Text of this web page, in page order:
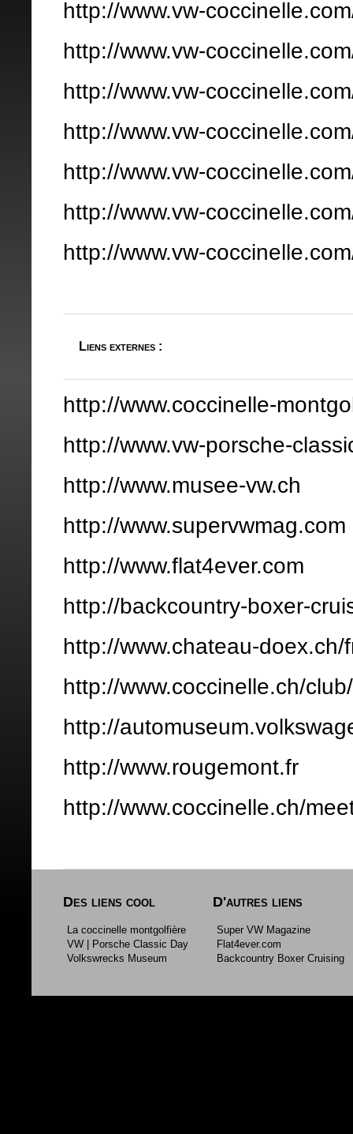
http://www.vw-
http://www.vw-
http://www.vw-
http://www.vw-
http://www.vw-
http://www.vw-
http://www.vw-
Liens externes :
http://www.coccinelle-
http://www.vw-porsche-
http://www.musee-vw.ch
http://www.supervwmag.com
http://www.flat4ever.com
http://backcountry-boxer-
http://www.chateau-doex.ch/
http://www.coccinelle.ch/
http://
http://www.rougemont.fr
http://www.coccinelle.ch/
Des liens cool
La coccinelle montgolfière
VW | Porsche Classic Day
Volkswrecks Museum
D'autres liens
Super VW Magazine
Flat4ever.com
Backcountry Boxer Cruising